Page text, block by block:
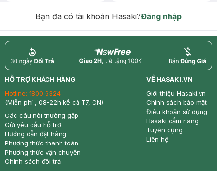
Bạn đã có tài khoản Hasaki?Đăng nhập
return nowfree price
HỖ TRỢ KHÁCH HÀNG
Hotline: 1800 6324
(Miễn phí , 08-22h kể cả T7, CN)
Các câu hỏi thường gặp
Gửi yêu cầu hỗ trợ
Hướng dẫn đặt hàng
Phương thức thanh toán
Phương thức vận chuyển
Chính sách đổi trả
VỀ HASAKI.VN
Giới thiệu Hasaki.vn
Chính sách bảo mật
Điều khoản sử dụng
Hasaki cẩm nang
Tuyển dụng
Liên hệ